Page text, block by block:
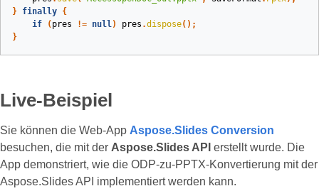
} finally {
if
( pres != null) pres .dispose();
}
Live-Beispiel
Sie können die Web‑App Aspose.Slides Conversion
besuchen, die mit der Aspose.Slides API erstellt wurde. Die
App demonstriert, wie die ODP‑zu‑PPTX‑Konvertierung mit der
Aspose.Slides API implementiert werden kann.